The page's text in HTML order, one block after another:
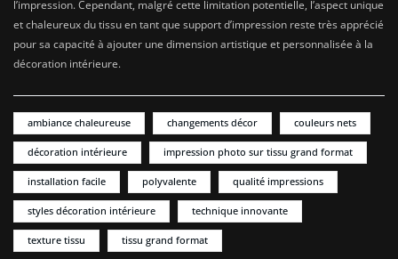
l’impression. Cependant, malgré cette limitation potentielle, l’aspect unique
et chaleureux du tissu en tant que support d’impression reste très apprécié
pour sa capacité à ajouter une dimension artistique et personnalisée à la
décoration intérieure.
ambiance chaleureuse changements décor couleurs nets
décoration intérieure impression photo sur tissu grand format
installation facile polyvalente qualité impressions
styles décoration intérieure technique innovante
texture tissu tissu grand format